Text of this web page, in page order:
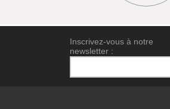
Inscrivez-vous à notre
newsletter :